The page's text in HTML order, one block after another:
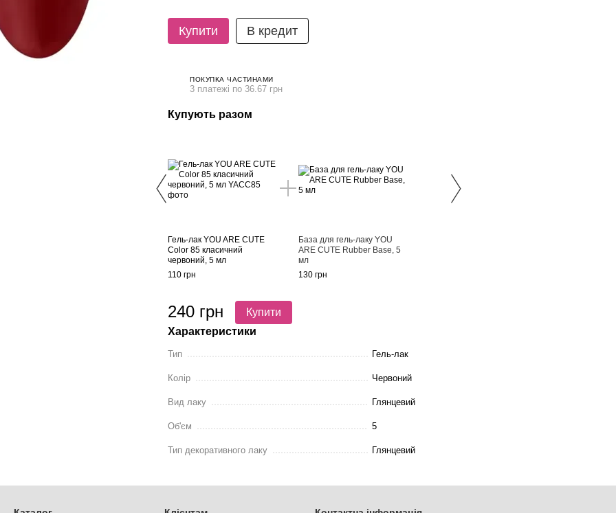
Купити В кредит
ПОКУПКА ЧАСТИНАМИ
3 платежі по 36.67 грн
Купують разом
Гель-лак YOU ARE CUTE
Color 85 класичний
червоний, 5 мл
110 грн
База для гель-лаку YOU
ARE CUTE Rubber Base, 5
мл
130 грн
240 грн Купити
Характеристики
Тип Гель-лак
Колір Червоний
Вид лаку Глянцевий
Об'єм 5
Тип декоративного лаку Глянцевий